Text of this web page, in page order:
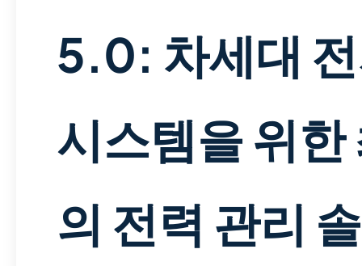
5.0: 차세대
시스템을 위한
의 전력 관리